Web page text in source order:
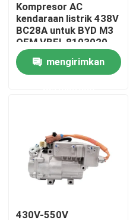
Kompresor AC
kendaraan listrik 438V
BC28A untuk BYD M3
OEM VBEI-8103020
mengirimkan
430V-550V